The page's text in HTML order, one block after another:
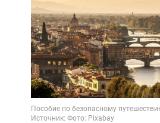
Жизнь
Лайфхаки
Пособие по безопасному
Источник: Фото: Pixabay